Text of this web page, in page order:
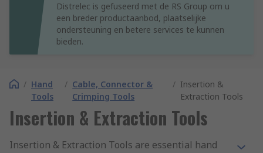
Distrelec is gefuseerd met de RS Group om u
een breder productaanbod, plaatselijke
ondersteuning en betere services te kunnen
bieden.
/ Hand
Tools
/ Cable, Connector &
Crimping Tools
/ Insertion &
Extraction Tools
Insertion & Extraction Tools
Insertion & Extraction Tools are essential hand